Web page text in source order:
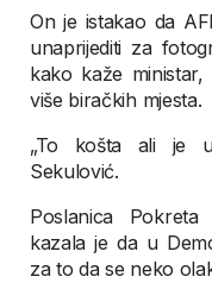
On je istakao da
unaprijediti za
kako kaže
više biračkih mjesta.
„To košta ali je
Sekulović.
Poslanica
kazala je da u
za to da se neko